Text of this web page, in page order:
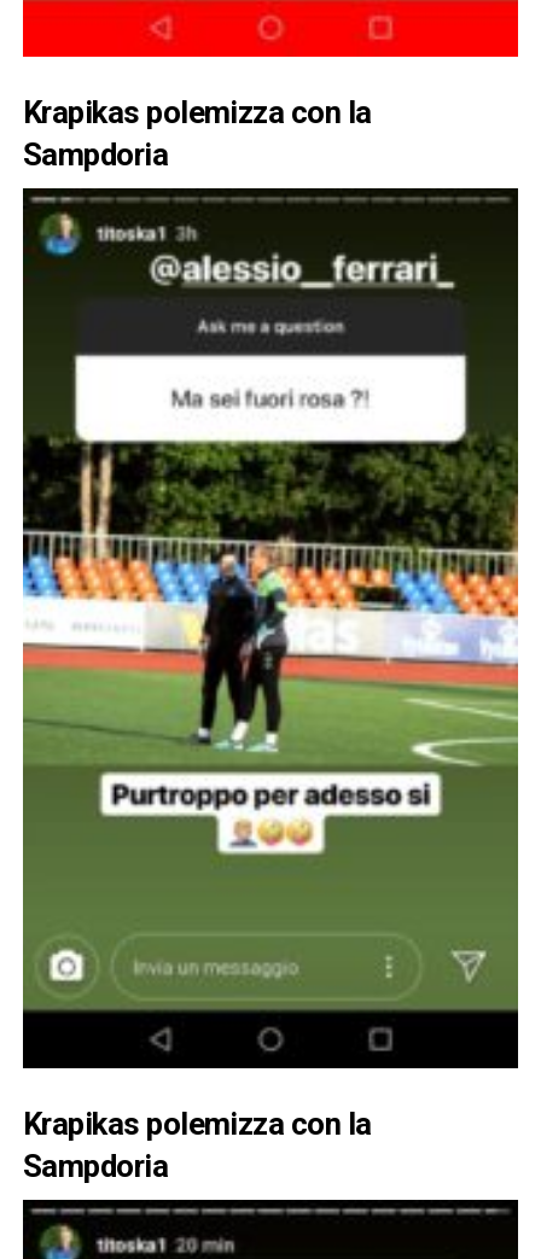
Krapikas polemizza con la
Sampdoria
Krapikas polemizza con la
Sampdoria